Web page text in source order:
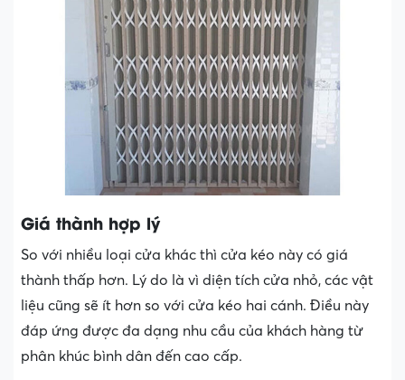
Giá thành hợp lý
So với nhiều loại cửa khác thì cửa kéo này có giá
thành thấp hơn. Lý do là vì diện tích cửa nhỏ, các vật
liệu cũng sẽ ít hơn so với cửa kéo hai cánh. Điều này
đáp ứng được đa dạng nhu cầu của khách hàng từ
phân khúc bình dân đến cao cấp.